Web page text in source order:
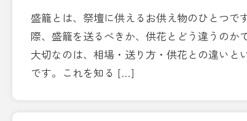
盛籠とは、祭壇に供えるお供え物のひとつで
際、盛籠を送るべきか、供花とどう違うのか
大切なのは、相場・送り方・供花との違いと
です。これを知る […]